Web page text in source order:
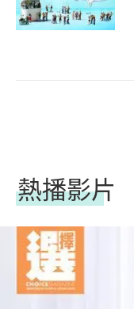
熱播影片